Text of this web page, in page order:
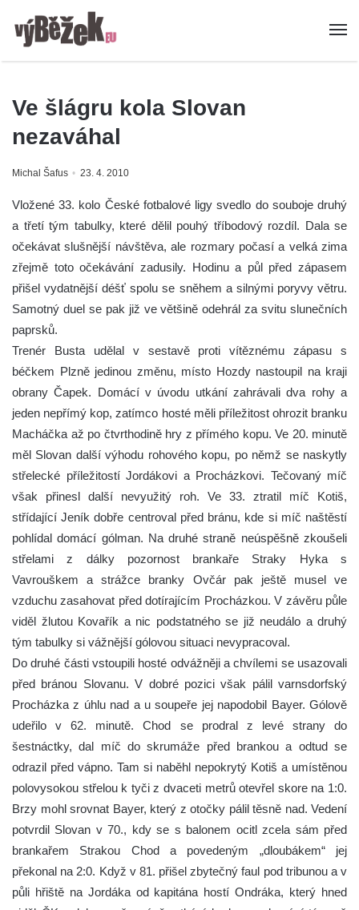
Ve šlágru kola Slovan
nezaváhal
Michal Šafus 23. 4. 2010
Vložené 33. kolo České fotbalové ligy svedlo do souboje druhý
a třetí tým tabulky, které dělil pouhý tříbodový rozdíl. Dala se
očekávat slušnější návštěva, ale rozmary počasí a velká zima
zřejmě toto očekávání zadusily. Hodinu a půl před zápasem
přišel vydatnější déšť spolu se sněhem a silnými poryvy větru.
Samotný duel se pak již ve většině odehrál za svitu slunečních
paprsků.
Trenér Busta udělal v sestavě proti vítěznému zápasu s
béčkem Plzně jedinou změnu, místo Hozdy nastoupil na kraji
obrany Čapek. Domácí v úvodu utkání zahrávali dva rohy a
jeden nepřímý kop, zatímco hosté měli příležitost ohrozit branku
Macháčka až po čtvrthodině hry z přímého kopu. Ve 20. minutě
měl Slovan další výhodu rohového kopu, po němž se naskytly
střelecké příležitostí Jordákovi a Procházkovi. Tečovaný míč
však přinesl další nevyužitý roh. Ve 33. ztratil míč Kotiš,
střídající Jeník dobře centroval před bránu, kde si míč naštěstí
pohlídal domácí gólman. Na druhé straně neúspěšně zkoušeli
střelami z dálky pozornost brankaře Straky Hyka s
Vavrouškem a strážce branky Ovčár pak ještě musel ve
vzduchu zasahovat před dotírajícím Procházkou. V závěru půle
viděl žlutou Kovařík a nic podstatného se již neudálo a druhý
tým tabulky si vážnější gólovou situaci nevypracoval.
Do druhé části vstoupili hosté odvážněji a chvílemi se usazovali
před bránou Slovanu. V dobré pozici však pálil varnsdorfský
Procházka z úhlu nad a u soupeře jej napodobil Bayer. Gólově
udeřilo v 62. minutě. Chod se prodral z levé strany do
šestnáctky, dal míč do skrumáže před brankou a odtud se
odrazil před vápno. Tam si naběhl nepokrytý Kotiš a umístěnou
polovysokou střelou k tyči z dvaceti metrů otevřel skore na 1:0.
Brzy mohl srovnat Bayer, který z otočky pálil těsně nad. Vedení
potvrdil Slovan v 70., kdy se s balonem ocitl zcela sám před
brankařem Strakou Chod a povedeným „dloubákem“ jej
překonal na 2:0. Když v 81. přišel zbytečný faul pod tribunou a v
půli hřiště na Jordáka od kapitána hostí Ondráka, který hned